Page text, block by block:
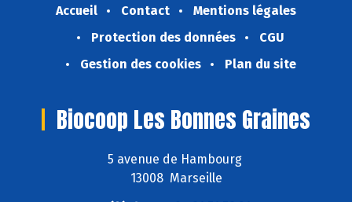
Accueil Contact
Mentions légales
Protection des données
CGU
Gestion des cookies
Plan du site
Biocoop Les Bonnes Graines
5 avenue de Hambourg
13008 Marseille